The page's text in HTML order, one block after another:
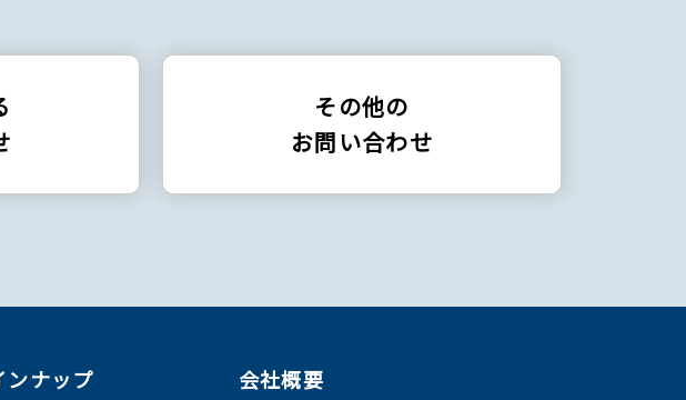
その他の
お問い合わせ
ンナップ 会社概要